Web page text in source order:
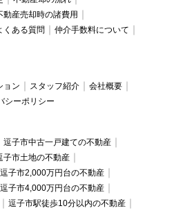
動産売却時の諸費用
くある質問
仲介手数料について
ョン スタッフ紹介
会社概要
シーポリシー
逗子市中古一戸建ての不動産
子市土地の不動産
逗子市2,000万円台の不動産
逗子市4,000万円台の不動産
逗子市駅徒歩10分以内の不動産